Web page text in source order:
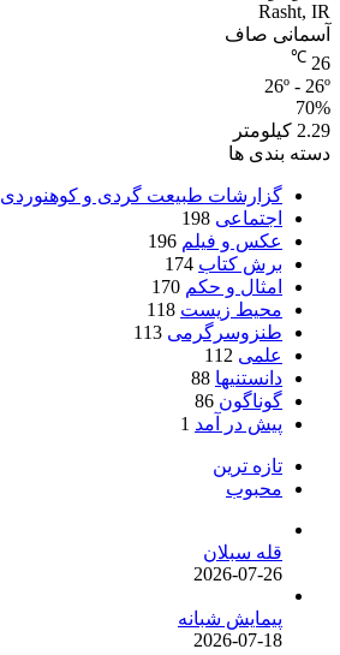
Rasht, IR
آسمانی صاف
26
℃
26º - 26º
70%
2.29 کیلومتر
دسته بندی ها
گزارشات طبیعت گردی و کوهنوردی
اجتماعی 198
عکس و فیلم 196
برش کتاب 174
امثال و حکم 170
محیط زیست 118
طنزوسرگرمی 113
علمی 112
دانستنیها 88
گوناگون 86
پیش در آمد 1
تازه ترین
محبوب
قله سبلان
2026-07-26
پیمایش شبانه
2026-07-18